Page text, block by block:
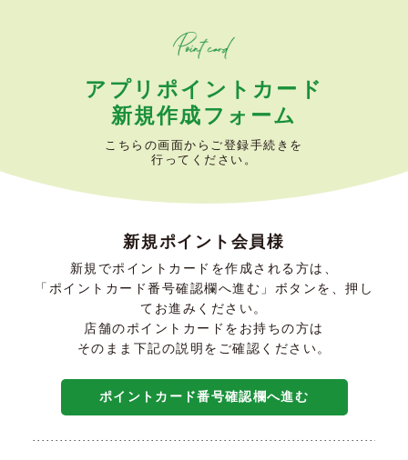
アプリポイントカード
新規作成フォーム
こちらの画面からご登録手続きを
行ってください。
新規ポイント会員様
新規でポイントカードを作成される方は、
「ポイントカード番号確認欄へ進む」ボタンを、押し
てお進みください。
店舗のポイントカードをお持ちの方は
そのまま下記の説明をご確認ください。
ポイントカード番号確認欄へ進む